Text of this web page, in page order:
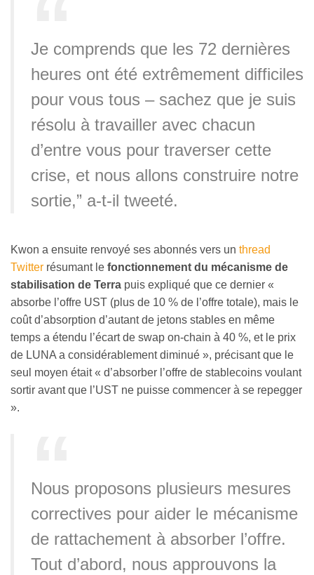
Je comprends que les 72 dernières
heures ont été extrêmement difficiles
pour vous tous – sachez que je suis
résolu à travailler avec chacun
d’entre vous pour traverser cette
crise, et nous allons construire notre
sortie,” a-t-il tweeté.
Kwon a ensuite renvoyé ses abonnés vers un thread
Twitter résumant le fonctionnement du mécanisme de
stabilisation de Terra puis expliqué que ce dernier «
absorbe l’offre UST (plus de 10 % de l’offre totale), mais le
coût d’absorption d’autant de jetons stables en même
temps a étendu l’écart de swap on-chain à 40 %, et le prix
de LUNA a considérablement diminué », précisant que le
seul moyen était « d’absorber l’offre de stablecoins voulant
sortir avant que l’UST ne puisse commencer à se repegger
».
Nous proposons plusieurs mesures
correctives pour aider le mécanisme
de rattachement à absorber l’offre.
Tout d’abord, nous approuvons la